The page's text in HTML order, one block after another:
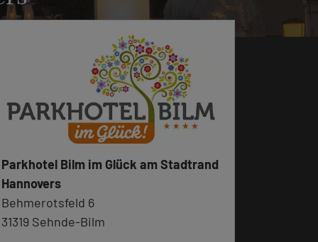
Parkhotel Bilm im Glück am Stadtrand
Hannovers
Behmerotsfeld 6
31319 Sehnde-Bilm